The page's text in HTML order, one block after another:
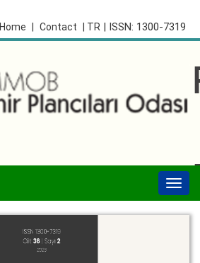
| ISSN: 1300-7319
| TR
Contact
Home